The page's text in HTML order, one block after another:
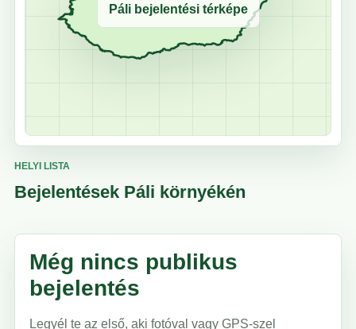
Páli bejelentési térképe
HELYI LISTA
Bejelentések Páli környékén
Még nincs publikus
bejelentés
Legyél te az első, aki fotóval vagy GPS-szel